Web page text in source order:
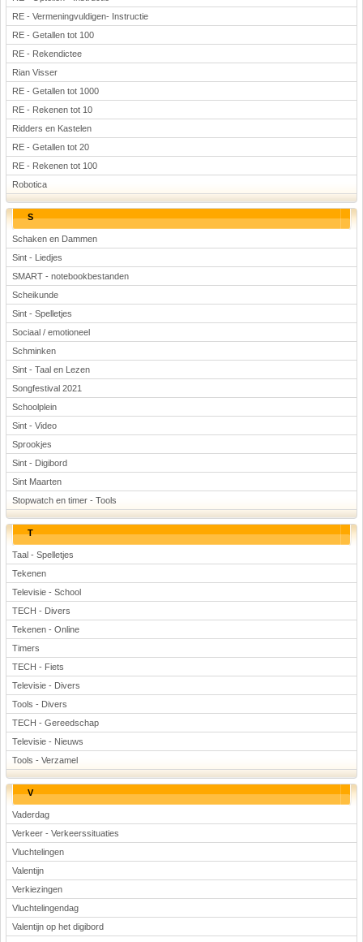
RE - Vermeningvuldigen- Instructie
RE - Getallen tot 100
RE - Rekendictee
Rian Visser
RE - Getallen tot 1000
RE - Rekenen tot 10
Ridders en Kastelen
RE - Getallen tot 20
RE - Rekenen tot 100
Robotica
S
Schaken en Dammen
Sint - Liedjes
SMART - notebookbestanden
Scheikunde
Sint - Spelletjes
Sociaal / emotioneel
Schminken
Sint - Taal en Lezen
Songfestival 2021
Schoolplein
Sint - Video
Sprookjes
Sint - Digibord
Sint Maarten
Stopwatch en timer - Tools
T
Taal - Spelletjes
Tekenen
Televisie - School
TECH - Divers
Tekenen - Online
Timers
TECH - Fiets
Televisie - Divers
Tools - Divers
TECH - Gereedschap
Televisie - Nieuws
Tools - Verzamel
V
Vaderdag
Verkeer - Verkeerssituaties
Vluchtelingen
Valentijn
Verkiezingen
Vluchtelingendag
Valentijn op het digibord